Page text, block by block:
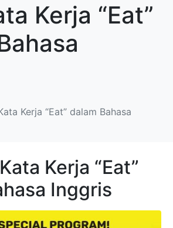
Kerja “Eat”
Kerja “Eat” dalam Bahasa
Kerja “Eat”
Inggris